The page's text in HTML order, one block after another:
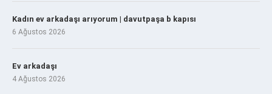
Kadın ev arkadaşı arıyorum | davutpaşa b kapısı
6 Ağustos 2026
Ev arkadaşı
4 Ağustos 2026